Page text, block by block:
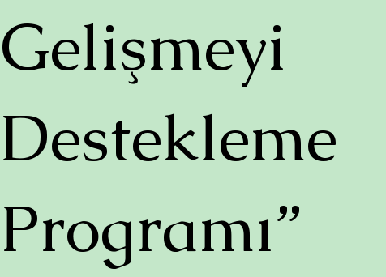
Gelişmeyi
Destekleme
Programı”